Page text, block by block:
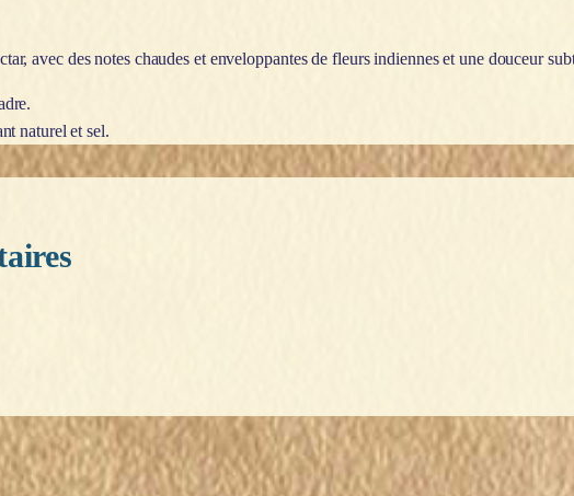
avec des notes chaudes et enveloppantes de fleurs indiennes et une douceur
naturel et sel.